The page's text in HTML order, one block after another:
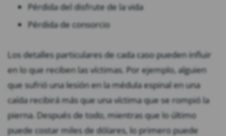
Pérdida del disfrute de la vida
Pérdida de consorcio
Los detalles particulares de cada caso pueden influir
en lo que reciben las víctimas. Por ejemplo, alguien
que sufrió una lesión en la médula espinal en una
caída recibirá más que una víctima que se rompió la
pierna. Después de todo, mientras que lo último
puede costar miles de dólares, lo primero puede